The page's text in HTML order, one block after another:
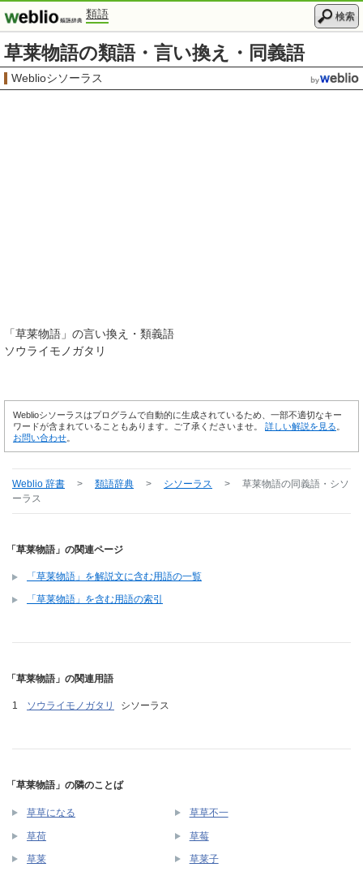
類語 検索
草莱物語の類語・言い換え・同義語
Weblioシソーラス
「草莱物語 」の言い換え・類義語
ソウライモノガタリ
Weblioシソーラスはプログラムで自動的に生成されているため、一部不適切なキー
ワードが含まれていることもあります。ご了承くださいませ。 詳しい解説を見る
お問い合わせ
Weblio 辞書 > 類語辞典 > シソーラス > 草莱物語の同義語・シソ
ーラス
「草莱物語」の関連ページ
「草莱物語」を解説文に含む用語の一覧
「草莱物語」を含む用語の索引
「草莱物語」の関連用語
ソウライモノガタリ シソーラス
「草莱物語」の隣のことば
草草になる 草草不一
草荷 草莓
草莱 草莱子